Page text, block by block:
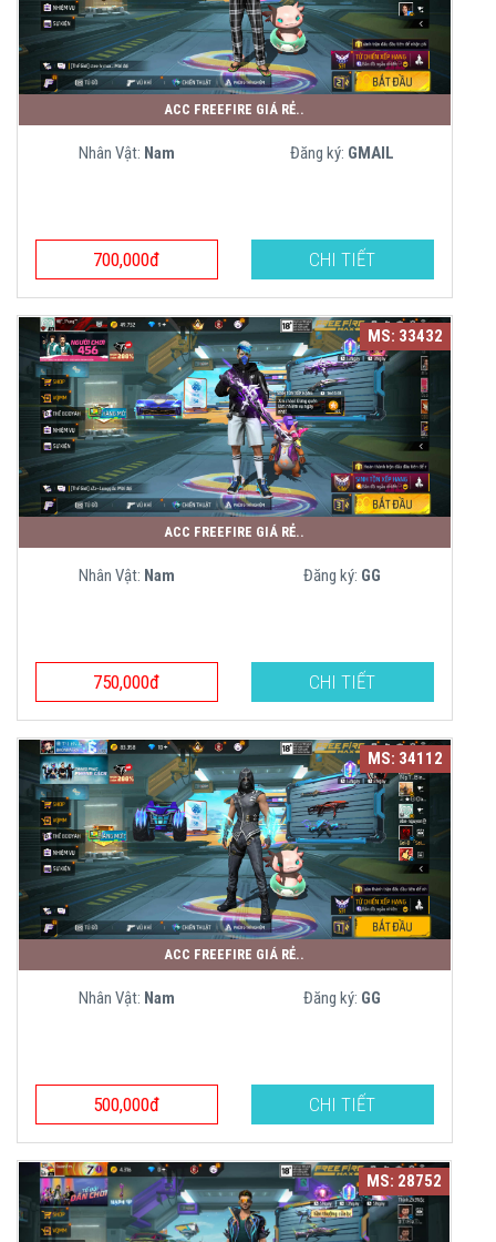
ACC FREEFIRE GIÁ RẺ..
Nhân Vật: Nam Đăng ký: GMAIL
700,000đ CHI TIẾT
MS: 33432
ACC FREEFIRE GIÁ RẺ..
Nhân Vật: Nam Đăng ký: GG
750,000đ CHI TIẾT
MS: 34112
ACC FREEFIRE GIÁ RẺ..
Nhân Vật: Nam Đăng ký: GG
500,000đ CHI TIẾT
MS: 28752